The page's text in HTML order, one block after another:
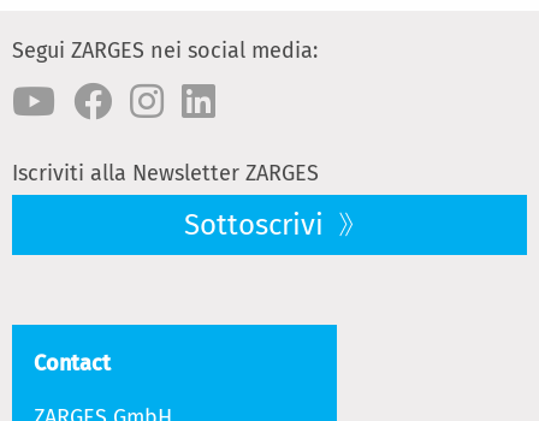
Segui ZARGES nei social media:
Iscriviti alla Newsletter ZARGES
Sottoscrivi
Contact